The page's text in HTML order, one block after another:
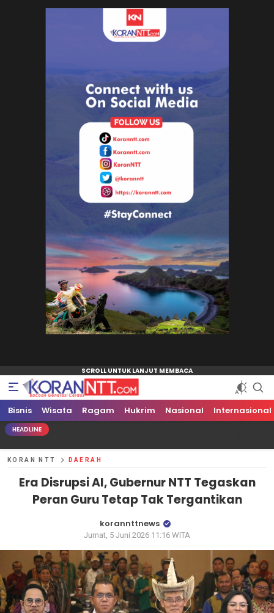
Koran NTT
Bacaan Generasi Cerdas
Bisnis Wisata Ragam Hukrim Nasional Internasional
HEADLINE
KORAN NTT DAERAH
Era Disrupsi AI, Gubernur NTT Tegaskan
Peran Guru Tetap Tak Tergantikan
korannttnews
Jumat, 5 Juni 2026 11:16 WITA